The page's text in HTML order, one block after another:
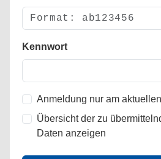
Kennwort
Anmeldung nur am
Übersicht der zu
Daten anzeigen